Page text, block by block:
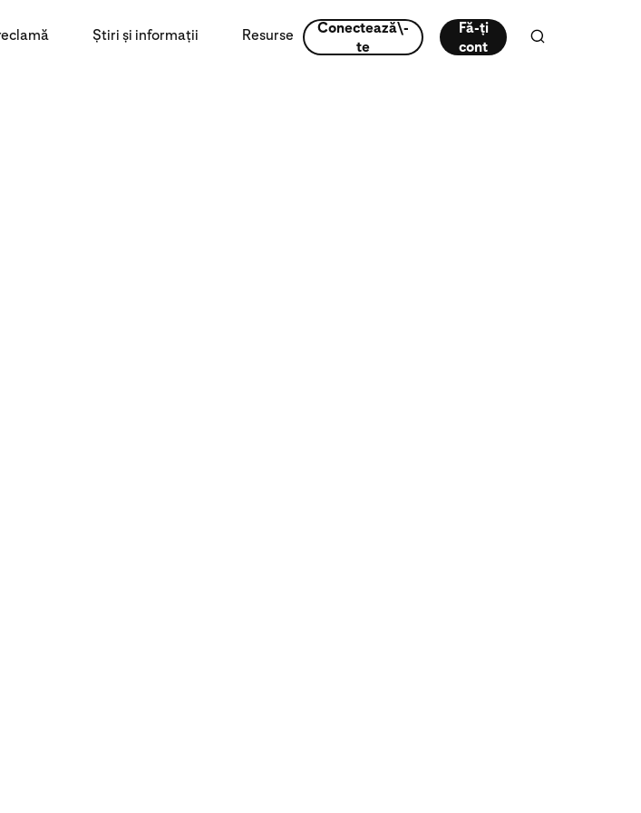
Știri și informații Resurse
Conectează\-
te
Fă-ți
cont